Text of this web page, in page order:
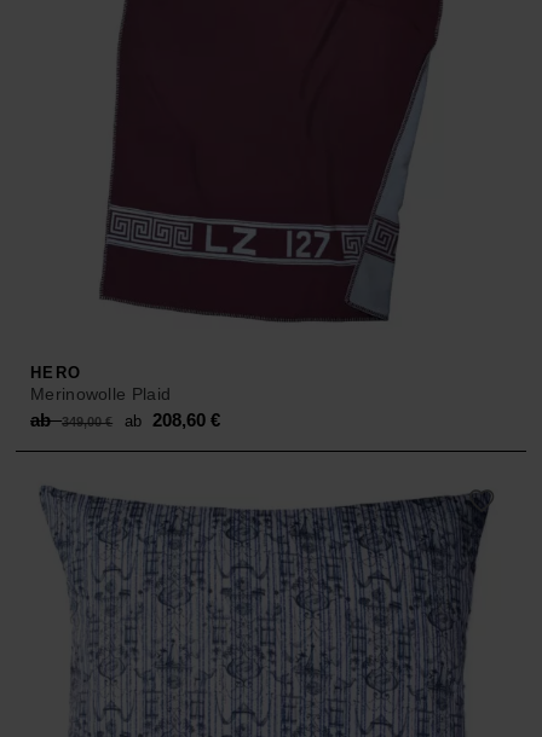
HERO
Merinowolle Plaid
ab349,00€
Original
price
ab 349,00 €.
ab 208,60 €Current
price
ab 208,60 €.